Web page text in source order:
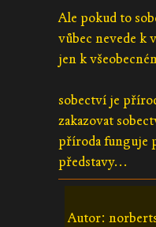
Ale pokud to
vůbec nevede k
jen k
sobectví je
zakazovat
příroda funguje
představy...
Autor: